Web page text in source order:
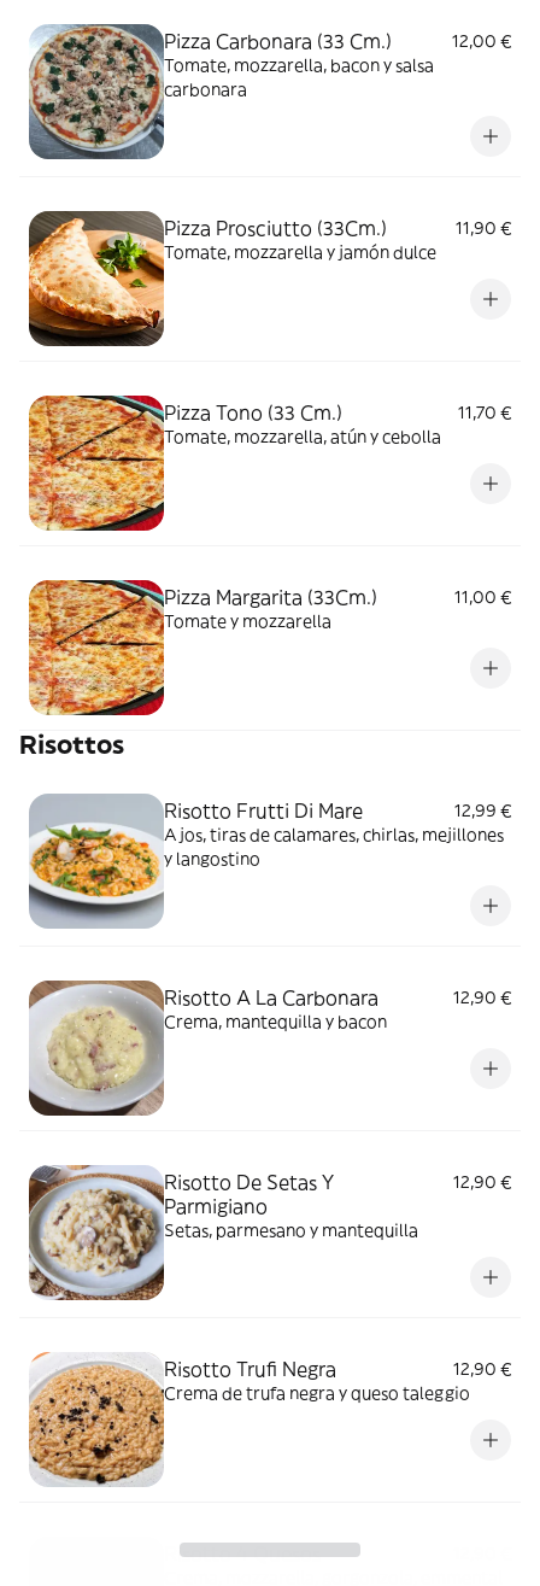
Pizza Carbonara (33 Cm.)
12,00 €
Tomate, mozzarella, bacon y salsa
carbonara
Pizza Prosciutto (33Cm.)
11,90 €
Tomate, mozzarella y jamón dulce
Pizza Tono (33 Cm.)
11,70 €
Tomate, mozzarella, atún y cebolla
Pizza Margarita (33Cm.)
11,00 €
Tomate y mozzarella
Risottos
Risotto Frutti Di Mare
12,99 €
Ajos, tiras de calamares, chirlas, mejillones
y langostino
Risotto A La Carbonara
12,90 €
Crema, mantequilla y bacon
Risotto De Setas Y
Parmigiano
12,90 €
Setas, parmesano y mantequilla
Risotto Trufi Negra
12,90 €
Crema de trufa negra y queso taleggio
Risotto 4 Quesos